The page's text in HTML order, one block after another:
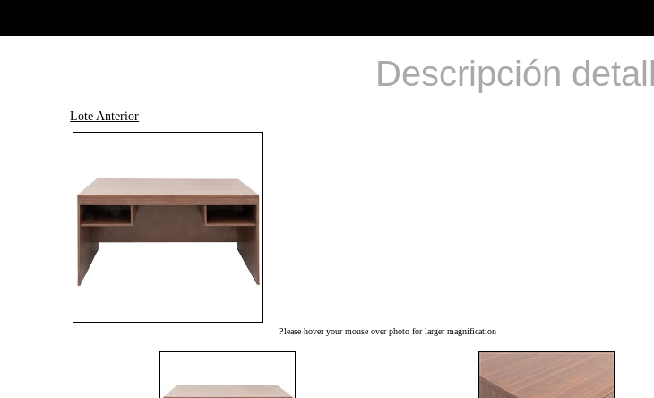
Descripción
Lote Anterior
Please hover your mouse over photo for larger magnification